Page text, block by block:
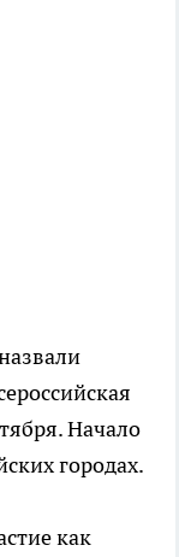
Начало
городах.
как